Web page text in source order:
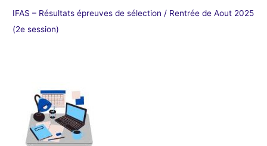
IFAS – Résultats épreuves de sélection / Rentrée de Aout 2025
(2e session)